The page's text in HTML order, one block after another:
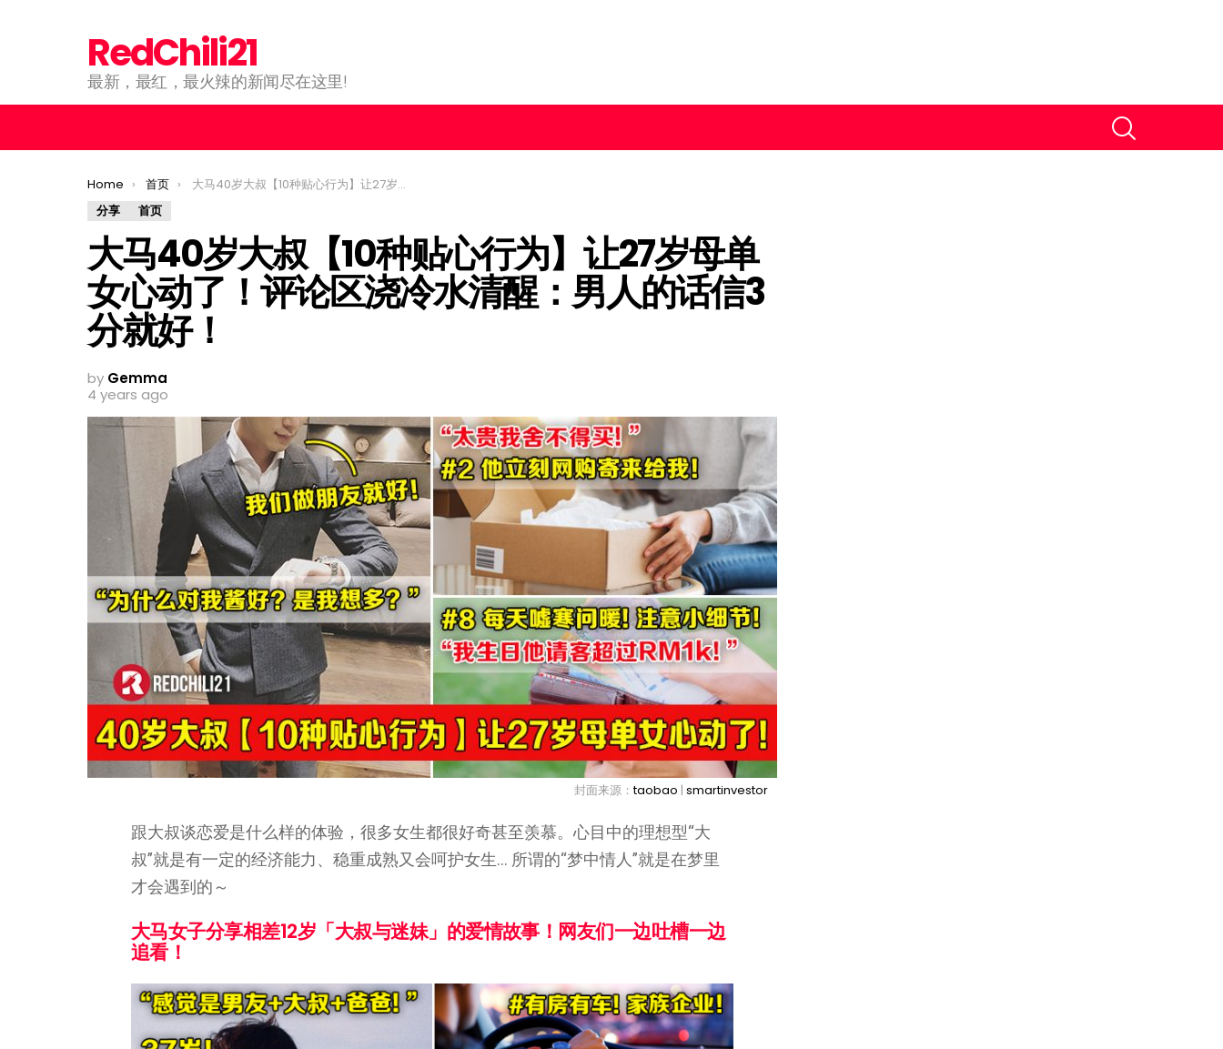
RedChili21
最新，最红，最火辣的新闻尽在这里!
You are here:
Home 首页
大马40岁大叔【10种贴心行为】让27岁母单女心动了！评论区浇冷水清醒：男人的话信3分就好！
分享
首页
大马40岁大叔【10种贴心行为】让27岁母单
女心动了！评论区浇冷水清醒：男人的话信3
分就好！
by Gemma
4 years ago
封面来源：taobao | smartinvestor
跟大叔谈恋爱是什么样的体验，很多女生都很好奇甚至羡慕。心目中的理想型“大
叔”就是有一定的经济能力、稳重成熟又会呵护女生… 所谓的“梦中情人”就是在梦里
才会遇到的～
大马女子分享相差12岁「大叔与迷妹」的爱情故事！网友们一边吐槽一边
追看！